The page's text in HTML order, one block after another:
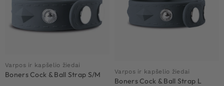
Varpos ir kapšelio žiedai
Boners Cock & Ball Strap S/M Varpos ir kapšelio žiedai
Boners Cock & Ball Strap L